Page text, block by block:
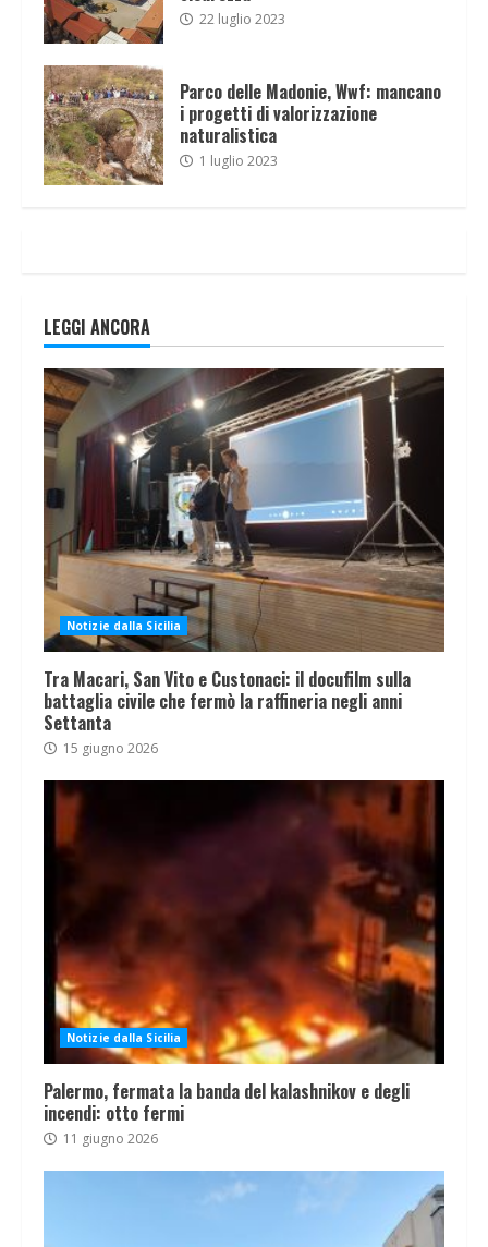
22 luglio 2023
Parco delle Madonie, Wwf: mancano
i progetti di valorizzazione
naturalistica
1 luglio 2023
LEGGI ANCORA
Notizie dalla Sicilia
Tra Macari, San Vito e Custonaci: il docufilm sulla
battaglia civile che fermò la raffineria negli anni
Settanta
15 giugno 2026
Notizie dalla Sicilia
Palermo, fermata la banda del kalashnikov e degli
incendi: otto fermi
11 giugno 2026